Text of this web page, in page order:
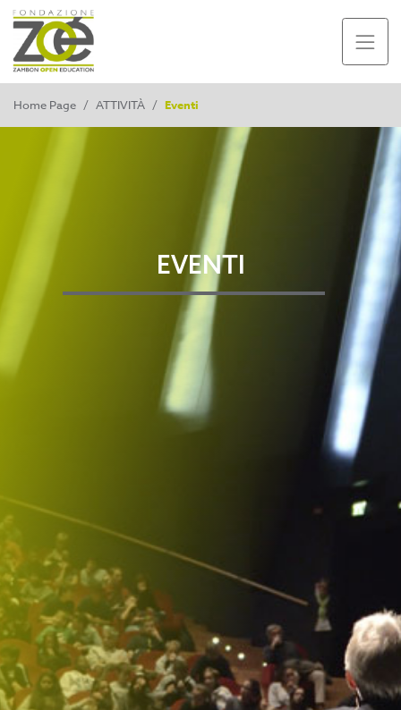
Home Page / ATTIVITÀ / Eventi
EVENTI